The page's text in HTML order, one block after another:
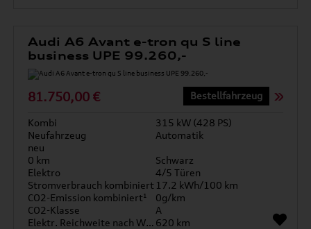
Audi A6 Avant e-tron qu S line
business UPE 99.260,-
81.750,00 € Bestellfahrzeug
Kombi
315 kW (428 PS)
Neufahrzeug
Automatik
neu
0 km
Schwarz
Elektro
4/5 Türen
Stromverbrauch kombiniert 17.2 kWh/100 km
CO2-Emission kombiniert¹
0g/km
CO2-Klasse
A
Elektr. Reichweite nach WLTP* 620 km